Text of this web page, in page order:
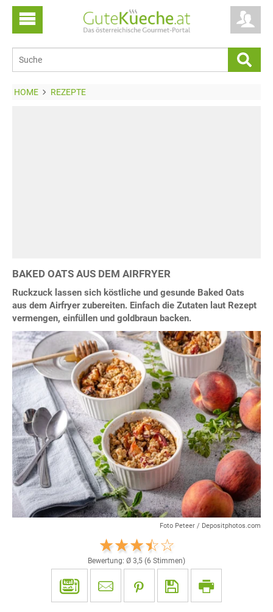
HOME REZEPTE
BAKED OATS AUS DEM AIRFRYER
Ruckzuck lassen sich köstliche und gesunde Baked Oats
aus dem Airfryer zubereiten. Einfach die Zutaten laut Rezept
vermengen, einfüllen und goldbraun backen.
Foto Peteer / Depositphotos.com
Bewertung: Ø 3,5 (6 Stimmen)